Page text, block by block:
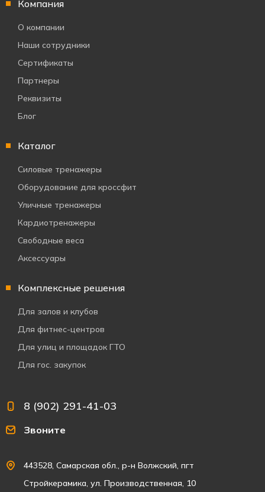
Компания
О компании
Наши сотрудники
Сертификаты
Партнеры
Реквизиты
Блог
Каталог
Силовые тренажеры
Оборудование для кроссфит
Уличные тренажеры
Кардиотренажеры
Свободные веса
Аксессуары
Комплексные решения
Для залов и клубов
Для фитнес-центров
Для улиц и площадок ГТО
Для гос. закупок
8 (902) 291-41-03
Звоните
443528, Самарская обл., р-н Волжский, пгт
Стройкерамика, ул. Производственная, 10